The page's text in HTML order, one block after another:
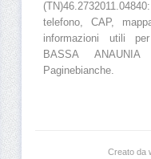
telefono, CAP,
informazioni utili
BASSA
Paginebianche.
Creato da